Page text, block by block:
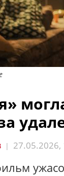
| 27.05.2026,